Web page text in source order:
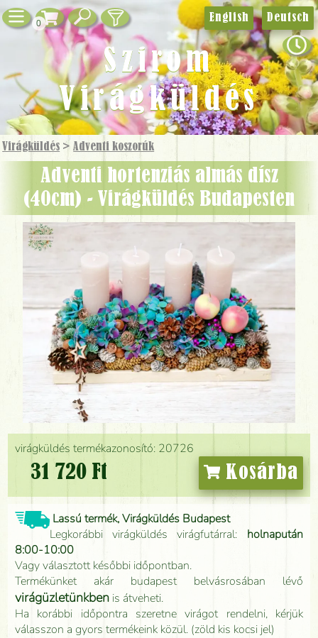
0
Virágküldés >Adventi koszorúk
Adventi hortenziás almás dísz
(40cm) - Virágküldés Budapesten
virágküldés termékazonosító: 20726
31 720 Ft Kosárba
Lassú termék, Virágküldés Budapest
Legkorábbi virágküldés virágfutárral: holnapután
8:00-10:00
Vagy választott későbbi időpontban.
Termékünket akár budapest belvásrosában lévő
virágüzletünkben is átveheti.
Ha korábbi időpontra szeretne virágot rendelni, kérjük
válasszon a gyors termékeink közül. (zöld kis kocsi jel)
English Deutsch
Szirom
Virágküldés